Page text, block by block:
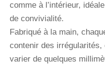
comme à l’intérieur,
de convivialité.
Fabriqué à la main,
contenir des
varier de quelques